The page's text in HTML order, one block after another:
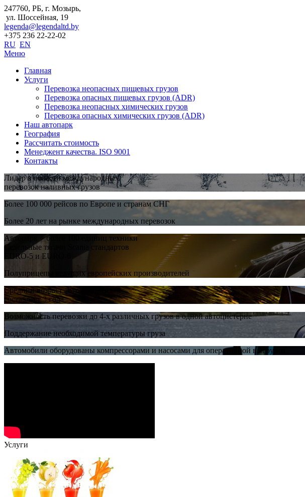
247760, РБ, г. Мозырь,
ул. Шоссейная, 19
legenda@legendaltd.by
+375 236 22-22-02
RU EN
Меню
Главная
Услуги
Перевозка неопасных пищевых грузов
Перевозка опасных пищевых грузов (ADR)
Перевозка неопасных химических грузов
Перевозка опасных химических грузов (ADR)
Наш автопарк
География
Рассчитать стоимость
Менеджент качества. ISO 9001
Контакты
Лидер в области международных
перевозок наливных грузов
Более 100 000 рейсов по Европе и странам СНГ
Более 20 лет на рынке международных перевозок
Автопарк − более 100 единиц техники
Седельные тягачи Scania стандартов
EURO-5 и EURO-6
Полуприцепы ведущих европейских производителей
Средний возраст автомобилей
составляет 3 года
Возможность перевозки до 4-х различных грузов в одной автоцистерне
Поддержание необходимой температуры груза
Автомобили оборудованы компрессорами и насосами для оперативной выгрузки
Услуги